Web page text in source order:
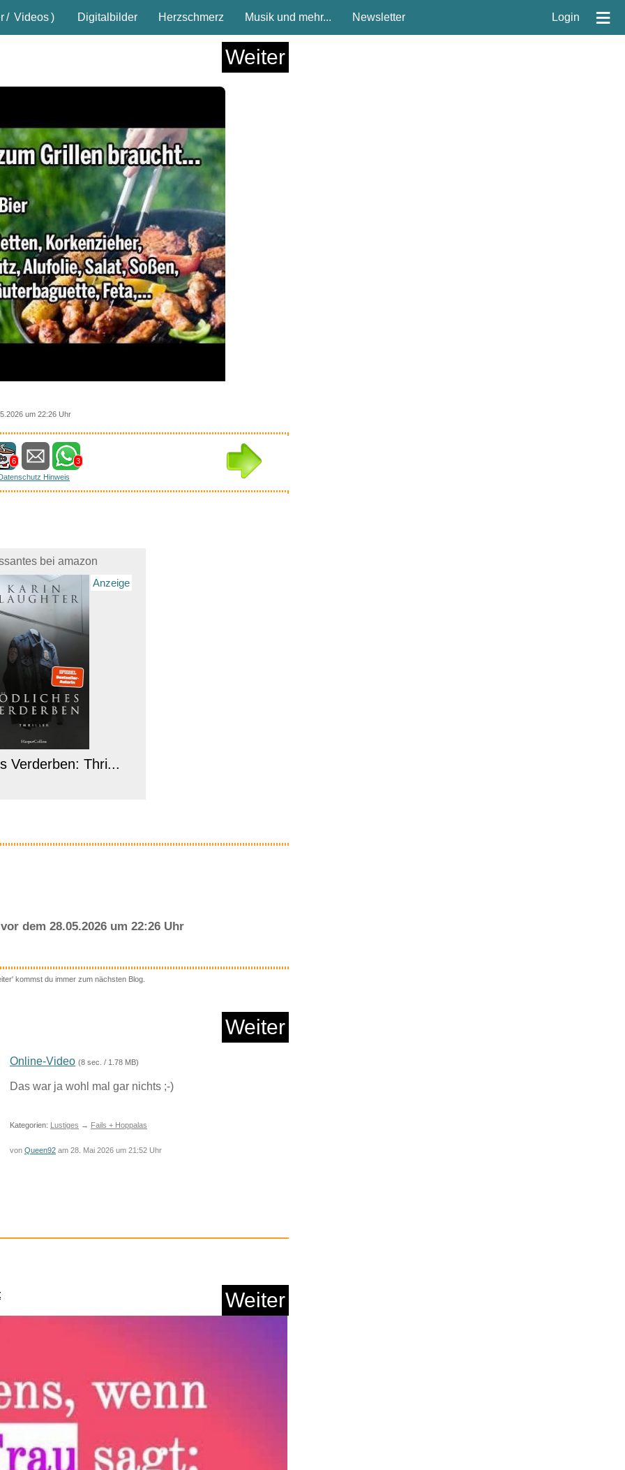
/ Videos) Digitalbilder Herzschmerz Musik und mehr... Newsletter Login ≡
Weiter
um 22:26 Uhr
6
3
Hinweis
bei amazon
Anzeige
Verderben: Thri...
C 320...
Anzeige
Sleepy Tücher S...
vor dem 28.05.2026 um 22:26 Uhr
kommst du immer zum nächsten Blog.
Weiter
Online-Video (8 sec. / 1.78 MB)
Das war ja wohl mal gar nichts ;-)
Kategorien: Lustiges → Fails + Hoppalas
von Queen92 am 28. Mai 2026 um 21:52 Uhr
Weiter